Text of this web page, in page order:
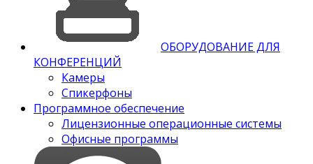
ОБОРУДОВАНИЕ ДЛЯ
КОНФЕРЕНЦИЙ
Камеры
Спикерфоны
Программное обеспечение
Лицензионные операционные системы
Офисные программы